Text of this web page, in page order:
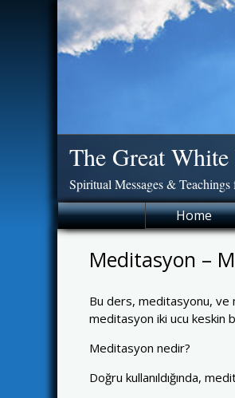
The Great
Spiritual Messages &
Home
Meditasyon –
Bu ders, meditasyonu, ve
meditasyon iki ucu keskin
Meditasyon nedir?
Doğru kullanıldığında,